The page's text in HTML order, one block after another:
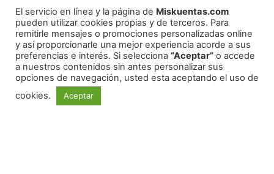
El servicio en línea y la página de Miskuentas.com
pueden utilizar cookies propias y de terceros. Para
remitirle mensajes o promociones personalizadas online
y así proporcionarle una mejor experiencia acorde a sus
preferencias e interés. Si selecciona “Aceptar” o accede
a nuestros contenidos sin antes personalizar sus
opciones de navegación, usted esta aceptando el uso de
cookies.
Aceptar